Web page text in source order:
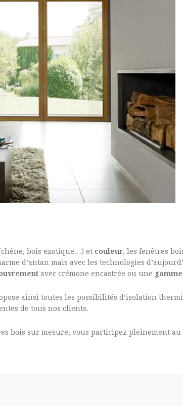
bois exotique…) et couleur, les fenêtres
d’antan mais avec les technologies
avec crémone encastrée ou une
ainsi toutes les possibilités d’isolation
de tous nos clients.
bois sur mesure, vous participez pleinement